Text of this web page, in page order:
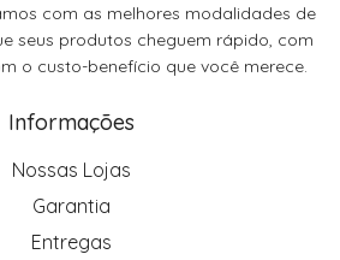
com as melhores modalidades de
seus produtos cheguem rápido, com
o custo-benefício que você merece.
Informações
Nossas Lojas
Garantia
Entregas